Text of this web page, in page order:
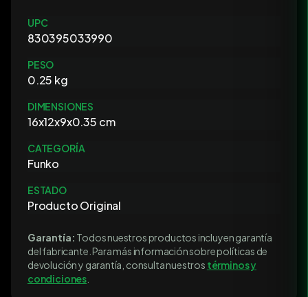
UPC
830395033990
PESO
0.25 kg
DIMENSIONES
16x12x9x0.35 cm
CATEGORÍA
Funko
ESTADO
Producto Original
Garantía: Todos nuestros productos incluyen garantía
del fabricante. Para más información sobre políticas de
devolución y garantía, consulta nuestros términos y
condiciones